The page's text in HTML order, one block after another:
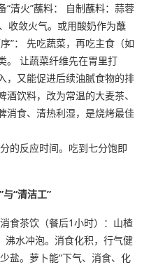
清火”蘸料： 自制蘸料：蒜蓉
收敛火气。或用酸奶作为蘸
”： 先吃蔬菜，再吃主食（如
。 让蔬菜纤维先在胃里打
，又能促进后续油腻食物的排
酒饮料，改为常温的大麦茶、
消食、清热利湿，是烧烤最佳
的反应时间。吃到七分饱即
“清洁工”
食茶饮（餐后1小时）：山楂
沸水冲泡。消食化积，行气健
盐。萝卜能“下气、消食、化